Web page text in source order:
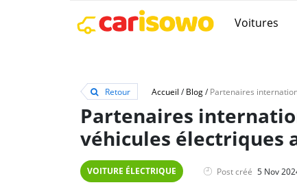
Voitures
Retour Accueil /Blog/
Partenaires
véhicules électriques
VOITURE ÉLECTRIQUE Post créé 5 Nov